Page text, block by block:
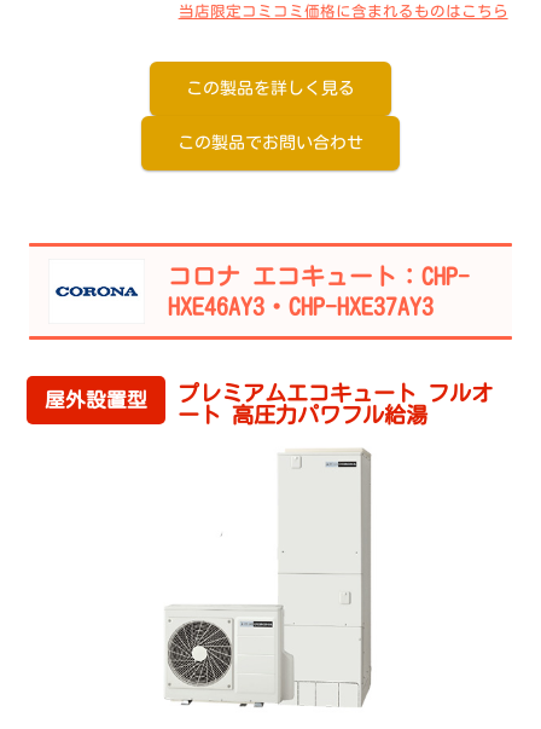
当店限定コミコミ価格に含まれるものはこちら
この製品を詳しく見る
この製品でお問い合わせ
コロナ エコキュート：CHP-
HXE46AY3・CHP-HXE37AY3
屋外設置型
プレミアムエコキュート フルオ
ート 高圧力パワフル給湯